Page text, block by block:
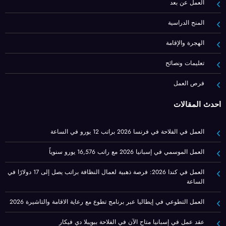
العمل عن بعد
المنح الدراسية
الهجرة والإقامة
تعليمات ونصائح
فرص العمل
أحدث المقالات
العمل في الفلاحة في فرنسا 2026 براتب 12 يورو في الساعة
العمل الموسمي في إسبانيا 2026 مع راتب 16,576 يورو سنوياً
العمل في كندا 2026: فرصة ذهبية لعمال النظافة براتب يصل إلى 17 دولارًا في
الساعة
العمل التطوعي في إيطاليا عبر برنامج تطوع مع رعاية الاقامة والتاشيرة 2026
عقد عمل في إسبانيا متاح الآن في الفلاحة ببويبلا دي فيكار